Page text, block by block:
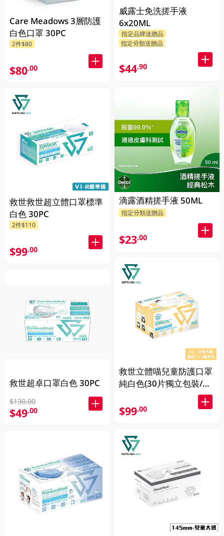
Care Meadows 3層防護
白色口罩 30PC
2件$80
$80.00
救世救世超立體口罩標準
白色 30PC
2件$110
$99.00
救世超卓口罩白色 30PC
$130.00
$49.00
威露士免洗搓手液
6x20ML
指定品牌送贈品
指定分類送贈品
$44.90
滴露酒精搓手液 50ML
指定分類送贈品
$23.00
救世立體喵兒童防護口罩
純白色(30片獨立包裝/盒)
$99.00